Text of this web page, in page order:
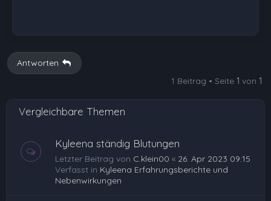
Antworten
1 Beitrag • Seite 1 von 1
Vergleichbare Themen
Kyleena ständig Blutungen
Letzter Beitrag von C.klein00 « 26. Apr 2023 09:15
Verfasst in Kyleena Erfahrungsberichte und
Nebenwirkungen